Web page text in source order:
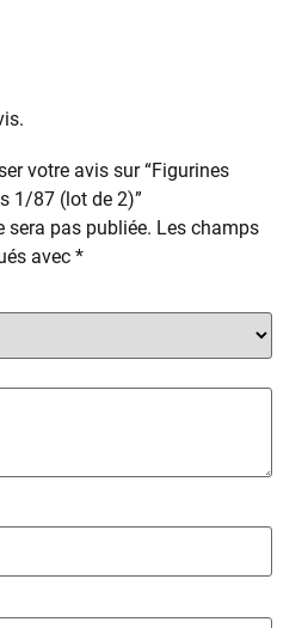
votre avis sur “Figurines
1/87 (lot de 2)”
sera pas publiée. Les champs
avec *